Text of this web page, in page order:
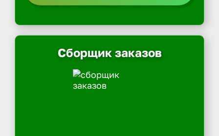
Сборщик заказов